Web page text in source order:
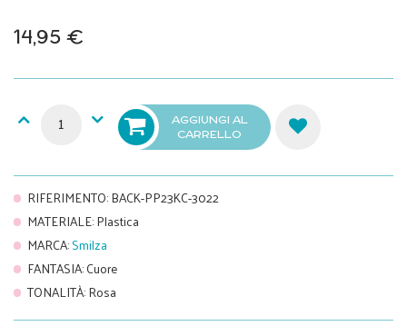
14,95 €
AGGIUNGI AL
CARRELLO
RIFERIMENTO:BACK-PP23KC-3022
MATERIALE:Plastica
MARCA:Smilza
FANTASIA:Cuore
TONALITÀ:Rosa